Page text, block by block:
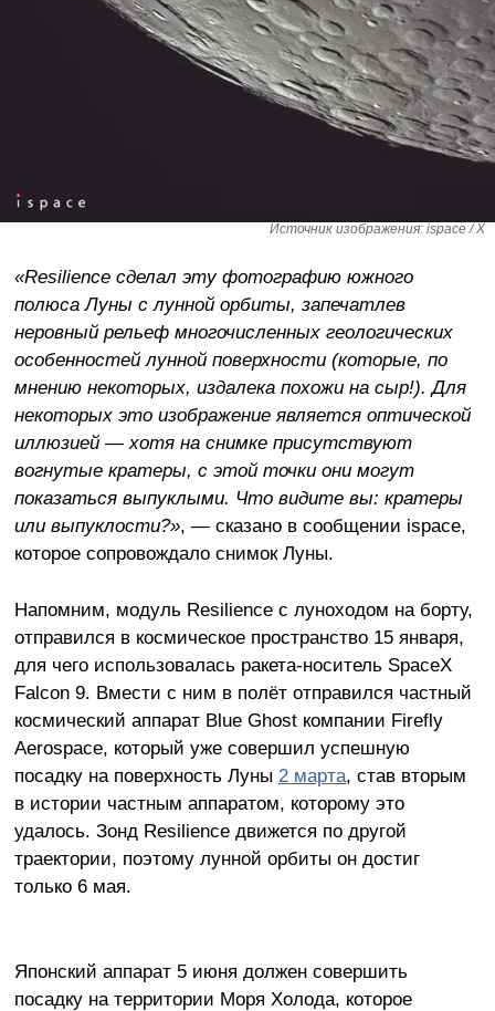
Источник изображения: ispace / X
«Resilience сделал эту фотографию южного
полюса Луны с лунной орбиты, запечатлев
неровный рельеф многочисленных геологических
особенностей лунной поверхности (которые, по
мнению некоторых, издалека похожи на сыр!). Для
некоторых это изображение является оптической
иллюзией — хотя на снимке присутствуют
вогнутые кратеры, с этой точки они могут
показаться выпуклыми. Что видите вы: кратеры
или выпуклости?», — сказано в сообщении ispace,
которое сопровождало снимок Луны.
Напомним, модуль Resilience с луноходом на борту,
отправился в космическое пространство 15 января,
для чего использовалась ракета-носитель SpaceX
Falcon 9. Вмести с ним в полёт отправился частный
космический аппарат Blue Ghost компании Firefly
Aerospace, который уже совершил успешную
посадку на поверхность Луны 2 марта, став вторым
в истории частным аппаратом, которому это
удалось. Зонд Resilience движется по другой
траектории, поэтому лунной орбиты он достиг
только 6 мая.
Японский аппарат 5 июня должен совершить
посадку на территории Моря Холода, которое